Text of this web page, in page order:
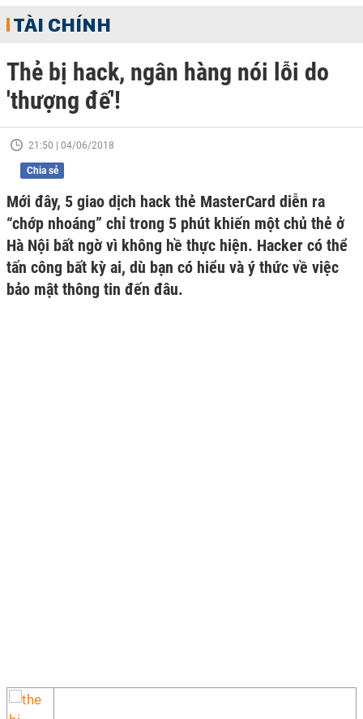
TÀI CHÍNH
Thẻ bị hack, ngân hàng nói lỗi do
'thượng đế'!
21:50 | 04/06/2018
Chia sẻ
Mới đây, 5 giao dịch hack thẻ MasterCard diễn ra
“chớp nhoáng” chỉ trong 5 phút khiến một chủ thẻ ở
Hà Nội bất ngờ vì không hề thực hiện. Hacker có thể
tấn công bất kỳ ai, dù bạn có hiểu và ý thức về việc
bảo mật thông tin đến đâu.